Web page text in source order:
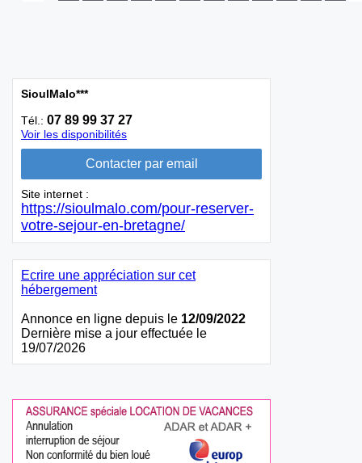
SioulMalo***
Tél.: 07 89 99 37 27
Voir les disponibilités
Site internet :
https://sioulmalo.com/pour-reserver-
votre-sejour-en-bretagne/
Ecrire une appréciation sur cet
hébergement
Annonce en ligne depuis le 12/09/2022
Dernière mise a jour effectuée le
19/07/2026